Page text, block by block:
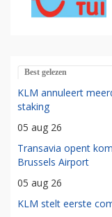
Best gelezen
KLM annuleert
staking
05 aug 26
Transavia opent
Brussels Airport
05 aug 26
KLM stelt eerste